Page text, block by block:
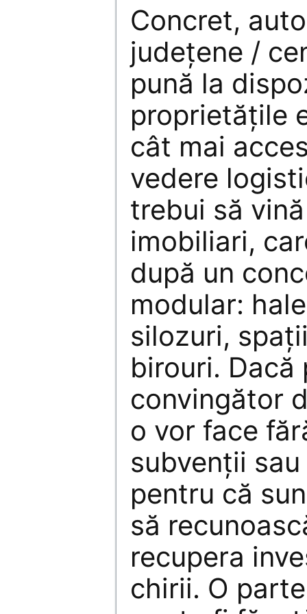
Concret,
județene /
pună la
proprietățile
cât mai
vedere
trebui să
imobiliari,
după un
modular:
silozuri,
birouri.
convingător
o vor face
subvenții
pentru că
să
recupera
chirii. O